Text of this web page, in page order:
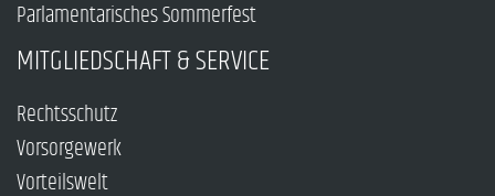
Parlamentarisches Sommerfest
MITGLIEDSCHAFT & SERVICE
Rechtsschutz
Vorsorgewerk
Vorteilswelt